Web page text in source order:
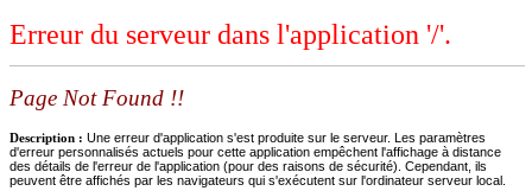
Erreur du serveur dans l'application '/'.
Page Not Found !!
Description : Une erreur d'application s'est produite sur le serveur. Les paramètres
d'erreur personnalisés actuels pour cette application empêchent l'affichage à distance
des détails de l'erreur de l'application (pour des raisons de sécurité). Cependant, ils
peuvent être affichés par les navigateurs qui s'exécutent sur l'ordinateur serveur local.